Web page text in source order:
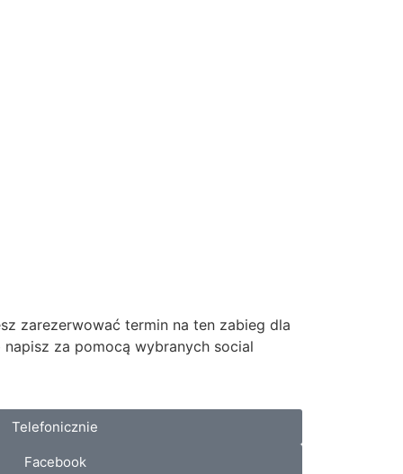
zarezerwować termin na ten zabieg dla
za pomocą wybranych social
Telefonicznie
Facebook